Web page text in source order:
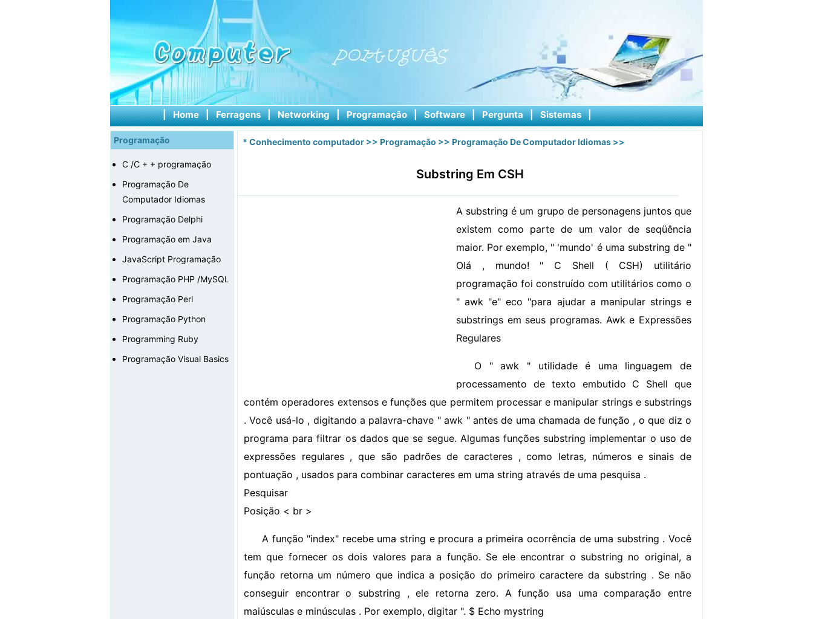
| Home | Ferragens | Networking | Programação | Software | Pergunta | Sistemas |
Programação
C /C + + programação
Programação De
Computador Idiomas
Programação Delphi
Programação em Java
JavaScript Programação
Programação PHP /MySQL
Programação Perl
Programação Python
Programming Ruby
Programação Visual Basics
* Conhecimento computador >> Programação >> Programação De Computador Idiomas >>
Substring Em CSH
A substring é um grupo de personagens juntos que
existem como parte de um valor de seqüência
maior. Por exemplo, " 'mundo' é uma substring de "
Olá , mundo! " C Shell ( CSH) utilitário
programação foi construído com utilitários como o
" awk "e" eco "para ajudar a manipular strings e
substrings em seus programas. Awk e Expressões
Regulares
O " awk " utilidade é uma linguagem de
processamento de texto embutido C Shell que
contém operadores extensos e funções que permitem processar e manipular strings e substrings
. Você usá-lo , digitando a palavra-chave " awk " antes de uma chamada de função , o que diz o
programa para filtrar os dados que se segue. Algumas funções substring implementar o uso de
expressões regulares , que são padrões de caracteres , como letras, números e sinais de
pontuação , usados ​​para combinar caracteres em uma string através de uma pesquisa .
Pesquisar
Posição < br >
A função "index" recebe uma string e procura a primeira ocorrência de uma substring . Você
tem que fornecer os dois valores para a função. Se ele encontrar o substring no original, a
função retorna um número que indica a posição do primeiro caractere da substring . Se não
conseguir encontrar o substring , ele retorna zero. A função usa uma comparação entre
maiúsculas e minúsculas . Por exemplo, digitar ". $ Echo mystring